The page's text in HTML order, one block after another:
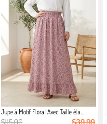
Jupe à Motif Floral Avec Taille éla...
$115.00 $39.99